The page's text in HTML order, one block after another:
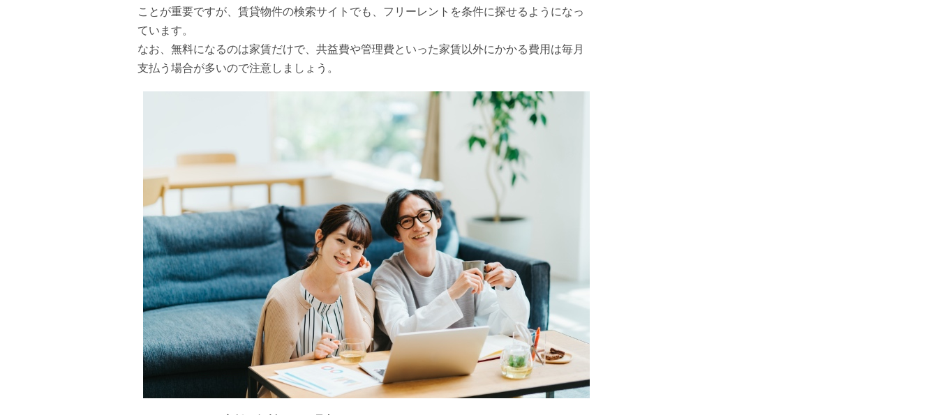
ことが重要ですが、賃貸物件の検索サイトでも、フリーレントを条件に探せるようになっ
ています。
なお、無料になるのは家賃だけで、共益費や管理費といった家賃以外にかかる費用は毎月
支払う場合が多いので注意しましょう。